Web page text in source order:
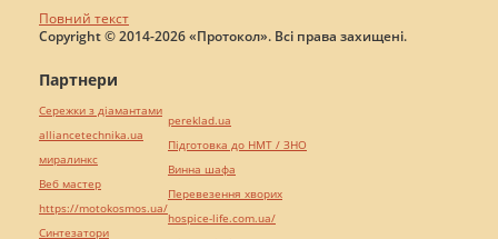
Повний текст
Copyright © 2014-2026 «Протокол». Всі права захищені.
Партнери
Сережки з діамантами
alliancetechnika.ua
миралинкс
Веб мастер
https://motokosmos.ua/
Синтезатори
pereklad.ua
Підготовка до НМТ / ЗНО
Винна шафа
Перевезення хворих
hospice-life.com.ua/